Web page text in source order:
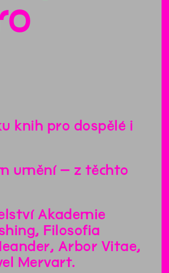
knih pro dospělé i
umění – z těchto
Akademie
Filosofia
Arbor Vitae,
Mervart.